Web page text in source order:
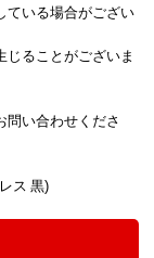
ている場合がござい
ることがございま
問い合わせくださ
ス 黒)